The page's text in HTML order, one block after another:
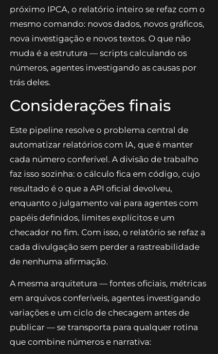
primeira rodada do redator contou errado as
surpresas altistas anteriores e citou um valor
que não batia com o CSV; o checador pegou as
duas falhas, devolveu o parecer com a lista, e a
segunda rodada saiu aprovada. É o teto de dois
ciclos fazendo o que promete: barrar número
errado antes de ele virar relatório publicado.
próximo IPCA, o relatório inteiro se refaz com o
mesmo comando: novos dados, novos gráficos,
muda é a estrutura — scripts calculando os
números, agentes investigando as causas por
trás deles.
Considerações finais
Este pipeline resolve o problema central de
cada número conferível. A divisão de trabalho
faz isso sozinha: o cálculo fica em código, cujo
resultado é o que a API oficial devolveu,
enquanto o julgamento vai para agentes com
papéis definidos, limites explícitos e um